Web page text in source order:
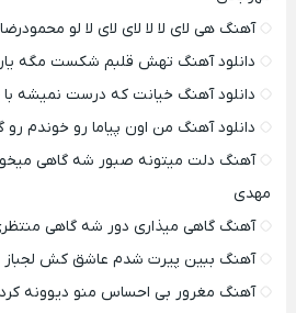
آهنگ هی لای لا لا لای لای لا لو
دانلود آهنگ تهش قلبم شکست مگه
دانلود آهنگ خیانت که درست نمیشه
دانلود آهنگ من اون پیاما رو خوندم
آهنگ دلت میتونه صبور شه گاهی
مهدی
آهنگ گاهی میذاری دور شه گاهی
آهنگ ببین پیرت شدم عاشق کش لجباز
آهنگ مغرور بی احساس منو دیوونه